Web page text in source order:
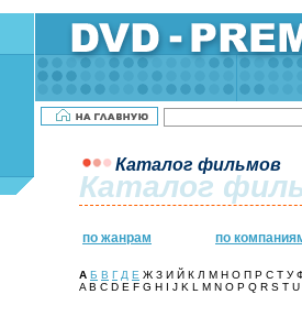
Каталог фильмов
Каталог
по жанрам по
А Б В Г Д Е Ж З И Й К Л М Н О П Р С Т
A B C D E F G H I J K L M N O P Q R S T